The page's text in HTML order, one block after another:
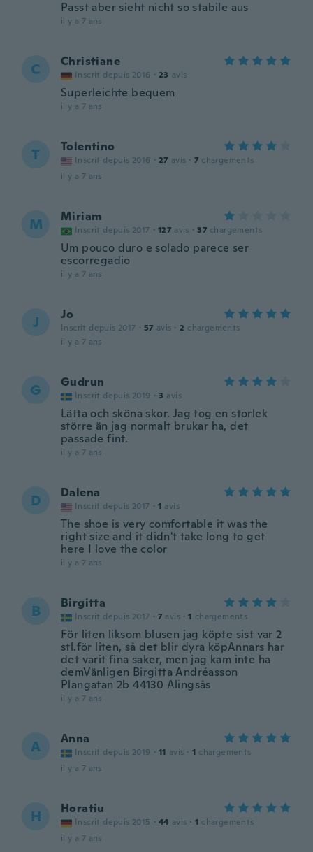
Passt aber sieht nicht so stabile aus
il y a 7 ans
C Christiane
Inscrit depuis 2016 · 23 avis
Superleichte bequem
il y a 7 ans
T Tolentino
Inscrit depuis 2016 · 27 avis · 7 chargements
il y a 7 ans
M Miriam
Inscrit depuis 2017 · 127 avis · 37 chargements
Um pouco duro e solado parece ser
escorregadio
il y a 7 ans
J Jo
Inscrit depuis 2017 · 57 avis · 2 chargements
il y a 7 ans
G Gudrun
Inscrit depuis 2019 · 3 avis
Lätta och sköna skor. Jag tog en storlek
större än jag normalt brukar ha, det
passade fint.
il y a 7 ans
D Dalena
Inscrit depuis 2017 · 1 avis
The shoe is very comfortable it was the
right size and it didn't take long to get
here I love the color
il y a 7 ans
B Birgitta
Inscrit depuis 2017 · 7 avis · 1 chargements
För liten liksom blusen jag köpte sist var 2
stl.för liten, så det blir dyra köpAnnars har
det varit fina saker, men jag kam inte ha
demVänligen Birgitta Andréasson
Plangatan 2b 44130 Alingsås
il y a 7 ans
A Anna
Inscrit depuis 2019 · 11 avis · 1 chargements
il y a 7 ans
H Horatiu
Inscrit depuis 2015 · 44 avis · 1 chargements
il y a 7 ans